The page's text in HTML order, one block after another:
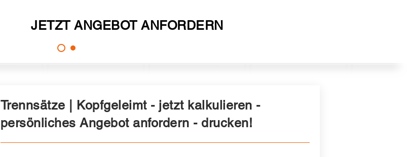
JETZT ANGEBOT ANFORDERN
Trennsätze | Kopfgeleimt- jetzt kalkulieren -
persönliches Angebot anfordern - drucken!